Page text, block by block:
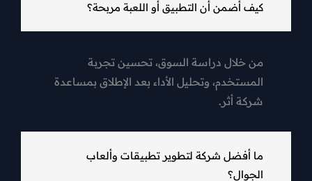
كيف أضمن أن التطبيق أو اللعبة مربحة؟
من خلال دراسة السوق، تحسين تجربة
المستخدم، وتحليل الأداء بعد الإطلاق بمساعدة
شركة أثر.
ما أفضل شركة لتطوير تطبيقات وألعاب
الجوال؟